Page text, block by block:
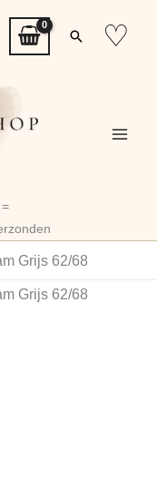
Zoeken
♡
Grijs 62/68
Grijs 62/68